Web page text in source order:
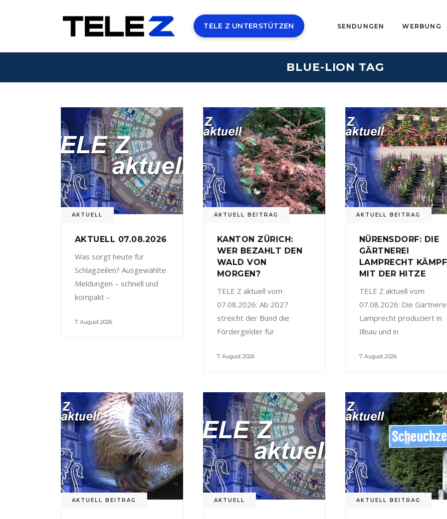
TELE Z UNTERSTÜTZEN SENDUNGEN WERBUNG
BLUE-LION TAG
AKTUELL
AKTUELL 07.08.2026
Was sorgt heute für
Schlagzeilen? Ausgewählte
Meldungen – schnell und
kompakt –
7. August 2026
AKTUELL BEITRAG
KANTON ZÜRICH:
WER BEZAHLT DEN
WALD VON
MORGEN?
TELE Z aktuell vom
07.08.2026: Ab 2027
streicht der Bund die
Fördergelder für
7. August 2026
AKTUELL BEITRAG
NÜRENSDORF: DIE
GÄRTNEREI
LAMPRECHT
MIT DER HITZE
TELE Z aktuell vom
07.08.2026: Die
Lamprecht produziert in
Illnau und in
7. August 2026
AKTUELL BEITRAG AKTUELL AKTUELL BEITRAG